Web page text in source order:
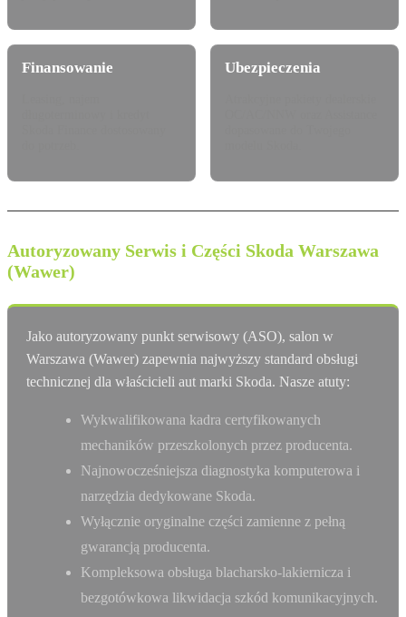
Finansowanie Ubezpieczenia
Autoryzowany Serwis i Części Skoda Warszawa
(Wawer)
Jako autoryzowany punkt serwisowy (ASO), salon w
Warszawa (Wawer) zapewnia najwyższy standard obsługi
technicznej dla właścicieli aut marki Skoda. Nasze atuty:
Wykwalifikowana kadra certyfikowanych
mechaników przeszkolonych przez producenta.
Najnowocześniejsza diagnostyka komputerowa i
narzędzia dedykowane Skoda.
Wyłącznie oryginalne części zamienne z pełną
gwarancją producenta.
Kompleksowa obsługa blacharsko-lakiernicza i
bezgotówkowa likwidacja szkód komunikacyjnych.